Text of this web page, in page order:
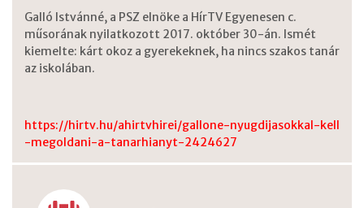
Galló Istvánné, a PSZ elnöke a HírTV Egyenesen c.
műsorának nyilatkozott 2017. október 30-án. Ismét
kiemelte: kárt okoz a gyerekeknek, ha nincs szakos tanár
az iskolában.
https://hirtv.hu/ahirtvhirei/gallone-nyugdijasokkal-kell
-megoldani-a-tanarhianyt-2424627